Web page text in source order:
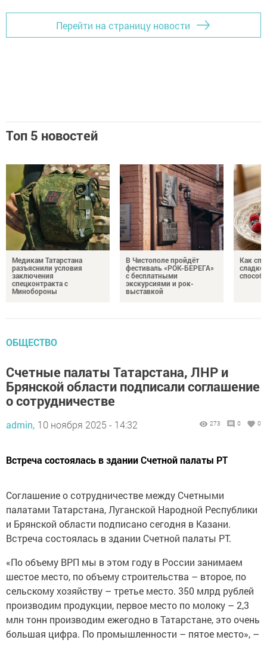
Перейти на страницу новости
Топ 5 новостей
Медикам Татарстана
разъяснили условия
заключения
спецконтракта с
Минобороны
В Чистополе пройдёт
фестиваль «РОК-БЕРЕГА»
с бесплатными
экскурсиями и рок-
выставкой
Как
ОБЩЕСТВО
Счетные палаты Татарстана, ЛНР и
Брянской области подписали соглашение
о сотрудничестве
admin, 10 ноября 2025 - 14:32 273 0 0
Встреча состоялась в здании Счетной палаты РТ
Соглашение о сотрудничестве между Счетными
палатами Татарстана, Луганской Народной Республики
и Брянской области подписано сегодня в Казани.
Встреча состоялась в здании Счетной палаты РТ.
«По объему ВРП мы в этом году в России занимаем
шестое место, по объему строительства – второе, по
сельскому хозяйству – третье место. 350 млрд рублей
производим продукции, первое место по молоку – 2,3
млн тонн производим ежегодно в Татарстане, это очень
большая цифра. По промышленности – пятое место», –